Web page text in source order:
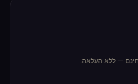
בחינם — ללא העלאה.